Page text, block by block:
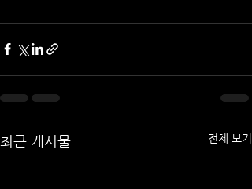
최근 게시물 전체 보기